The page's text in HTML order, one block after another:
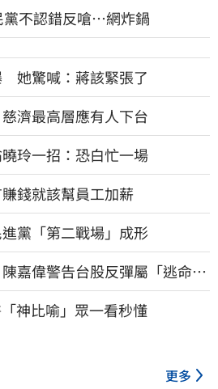
不認錯反嗆⋯網炸鍋
她驚喊：蔣該緊張了
濟最高層應有人下台
玲一招：恐白忙一場
錢就該幫員工加薪
黨「第二戰場」成形
嘉偉警告台股反彈屬「逃命
始
神比喻」眾一看秒懂
更多